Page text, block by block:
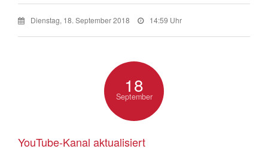
Dienstag, 18. September 2018 14:59 Uhr
18
September
YouTube-Kanal aktualisiert